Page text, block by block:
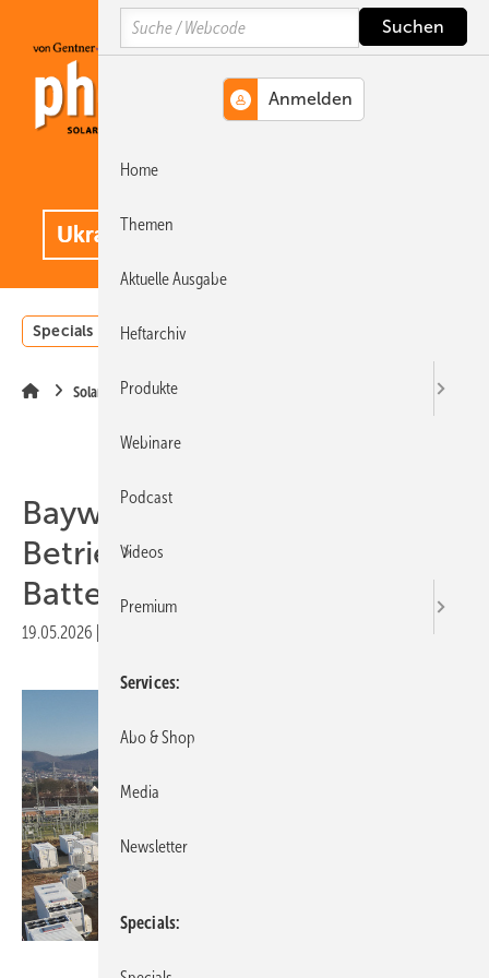
Hauptinhalt
Hauptmenü
SiteSearch
Specials Einstrahlungsatlas
Solarspeicher
Baywa r.e. übernimmt
Betriebsführung für großen
Batteriespeicher
19.05.2026
Search
Home
Themen
Aktuelle Ausgabe
Heftarchiv
Produkte
Webinare
Podcast
Videos
Premium
Services
Abo & Shop
Media
Newsletter
Specials